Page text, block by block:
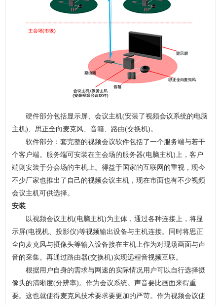
硬件部分包括显示屏、会议主机(安装了视频会议系统的电脑
主机)、思正全向麦克风、音箱、路由(交换机)。
软件部分：套完整的视频会议软件包括了一个服务端与若干
个客户端。服务端可安装在主会场的服务器(电脑主机)上，客户
端则安装于分会场的主机上。得益于国家的互联网的重视，现今
不少厂家也推出了自己的视频会议主机，现在市面也有不少视频
会议主机可供选择。
安装
以视频会议主机(电脑主机)为主体，通过各种连接上，将显
示屏(电视机、投影仪)等视频输出设备与主机连接。同时将思正
全向麦克风与摄像头等输入设备接在主机上作为对现场画面与声
音的采集。再通过路由器(交换机)实现远程音视频互联。
根据用户自身的需求与网速的实际情况用户可以自行选择摄
像头的清晰度(分辨率)。作为会议系统。声音要比画面来得重
要。这也就使得麦克风技术要求要更加的严苛。作为视频会议使